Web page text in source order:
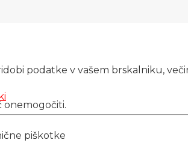
podatke v vašem brskalniku,
onemogočiti.
piškotke